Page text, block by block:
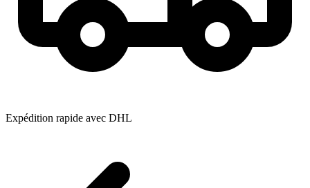
Expédition rapide avec DHL